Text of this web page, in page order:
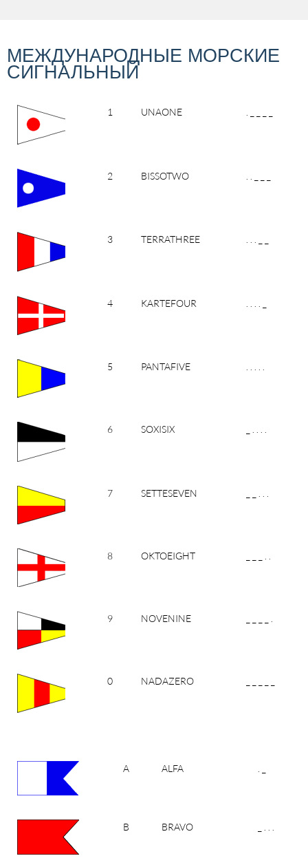
МЕЖДУНАРОДНЫЕ МОРСКИЕ
СИГНАЛЬНЫЙ
1 UNAONE
2 BISSOTWO
3 TERRATHREE
4 KARTEFOUR
5 PANTAFIVE
6 SOXISIX
7 SETTESEVEN
8 OKTOEIGHT
9 NOVENINE
0 NADAZERO
A ALFA
B BRAVO